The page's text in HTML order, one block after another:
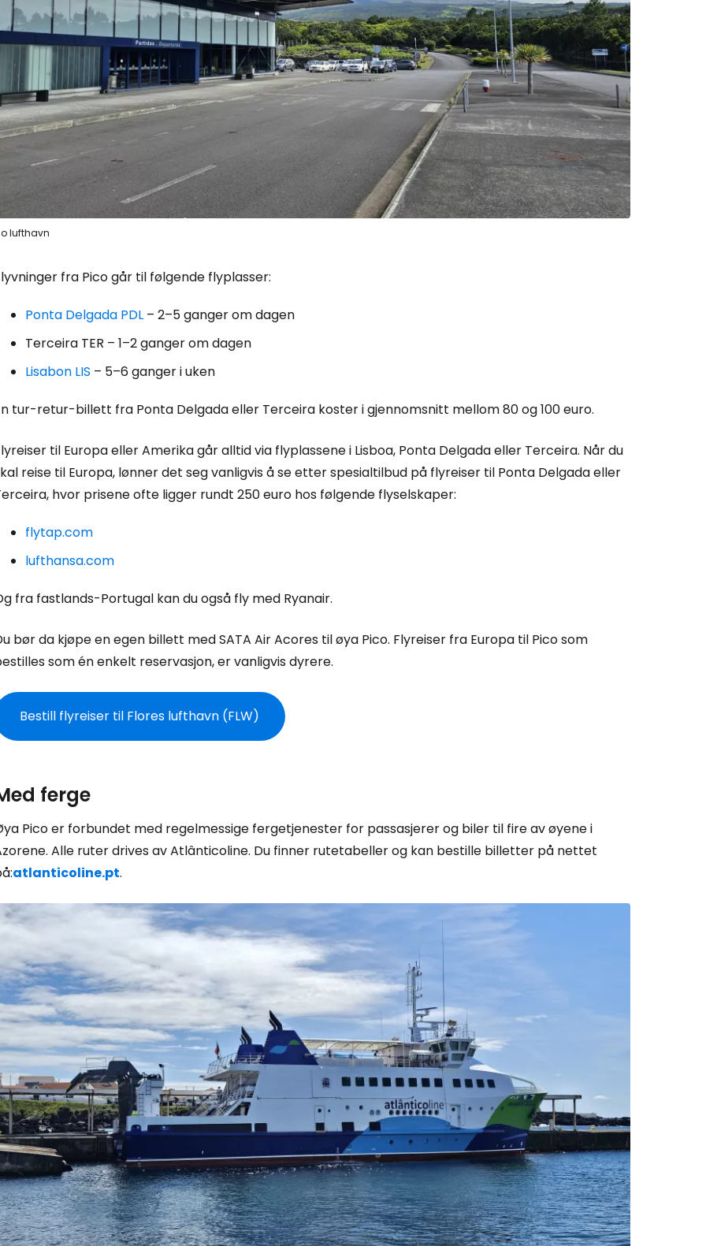
lufthavn
fra Pico går til følgende flyplasser:
Ponta Delgada PDL – 2–5 ganger om dagen
Terceira TER – 1–2 ganger om dagen
Lisabon LIS – 5–6 ganger i uken
tur-retur-billett fra Ponta Delgada eller Terceira koster i gjennomsnitt mellom 80 og 100 euro.
til Europa eller Amerika går alltid via flyplassene i Lisboa, Ponta Delgada eller Terceira. Når du
reise til Europa, lønner det seg vanligvis å se etter spesialtilbud på flyreiser til Ponta Delgada eller
hvor prisene ofte ligger rundt 250 euro hos følgende flyselskaper:
flytap.com
lufthansa.com
fra fastlands-Portugal kan du også fly med Ryanair.
bør da kjøpe en egen billett med SATA Air Acores til øya Pico. Flyreiser fra Europa til Pico som
som én enkelt reservasjon, er vanligvis dyrere.
Bestill flyreiser til Flores lufthavn (FLW)
ferge
Pico er forbundet med regelmessige fergetjenester for passasjerer og biler til fire av øyene i
Alle ruter drives av Atlânticoline. Du finner rutetabeller og kan bestille billetter på nettet
atlanticoline.pt.
Logg inn på Cestee
... det verdensomspennende reisefellesskapet
Fortsett med Facebook
Fortsett med e-post